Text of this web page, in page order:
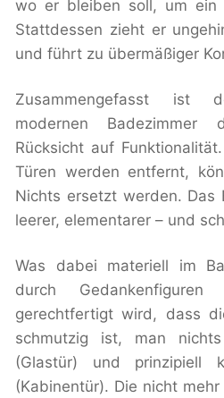
wo er bleiben soll, um ein
Stattdessen zieht er
und führt zu übermäßiger
Zusammengefasst ist
modernen Badezimmer
Rücksicht auf
Türen werden entfernt,
Nichts ersetzt werden. Das
leerer, elementarer – und
Was dabei materiell im
durch
gerechtfertigt wird, dass
schmutzig ist, man
(Glastür) und prinzipiell
(Kabinentür). Die nicht